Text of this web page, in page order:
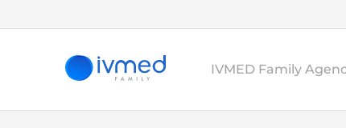
IVMED Family